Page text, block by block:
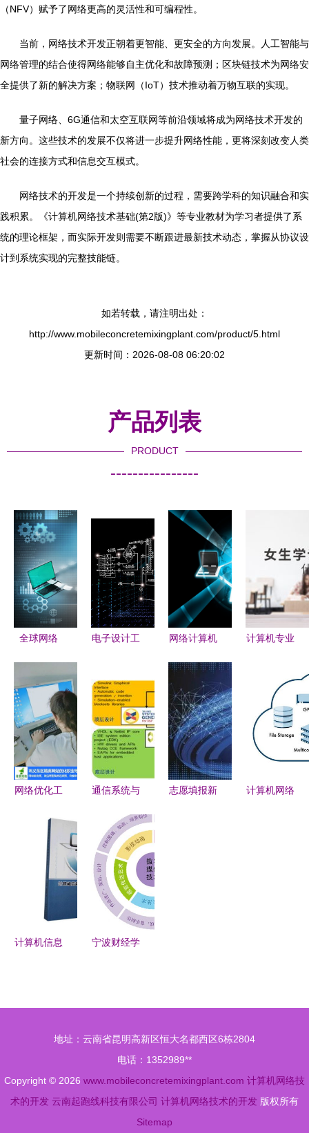
（NFV）赋予了网络更高的灵活性和可编程性。
当前，网络技术开发正朝着更智能、更安全的方向发展。人工智能与
网络管理的结合使得网络能够自主优化和故障预测；区块链技术为网络安
全提供了新的解决方案；物联网（IoT）技术推动着万物互联的实现。
量子网络、6G通信和太空互联网等前沿领域将成为网络技术开发的
新方向。这些技术的发展不仅将进一步提升网络性能，更将深刻改变人类
社会的连接方式和信息交互模式。
网络技术的开发是一个持续创新的过程，需要跨学科的知识融合和实
践积累。《计算机网络技术基础(第2版)》等专业教材为学习者提供了系
统的理论框架，而实际开发则需要不断跟进最新技术动态，掌握从协议设
计到系统实现的完整技能链。
如若转载，请注明出处：
http://www.mobileconcretemixingplant.com/product/5.html
更新时间：2026-08-08 06:20:02
产品列表
PRODUCT
----------------
全球网络
技术开发的
演进与未来
电子设计工
网络技术开
发 融合创
新的双引擎
网络计算机
络技术的开
发 演进与
应用
计算机专业
无关，兴趣
与能力是关
键
网络优化工
化时代
的“信号清
道夫”
通信系统与
计算机网络
技术开发的
融合与创新
志愿填报新
计算机网络
计算机信息
宁波财经学
术与计算机
网络技术开
发
地址：云南省昆明高新区恒大名都西区6栋2804
电话：1352989**
Copyright © 2026 www.mobileconcretemixingplant.com 计算机网络技
术的开发 云南起跑线科技有限公司 计算机网络技术的开发 版权所有
Sitemap